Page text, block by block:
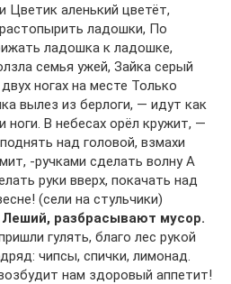
Цветик аленький цветёт,
ладошки, По
ладошка к ладошке,
семья ужей, Зайка серый
ногах на месте Только
вылез из берлоги, — идут как
В небесах орёл кружит, —
над головой, взмахи
-ручками сделать волну А
руки вверх, покачать над
(сели на стульчики)
разбрасывают мусор.
гулять, благо лес рукой
чипсы, спички, лимонад.
нам здоровый аппетит!